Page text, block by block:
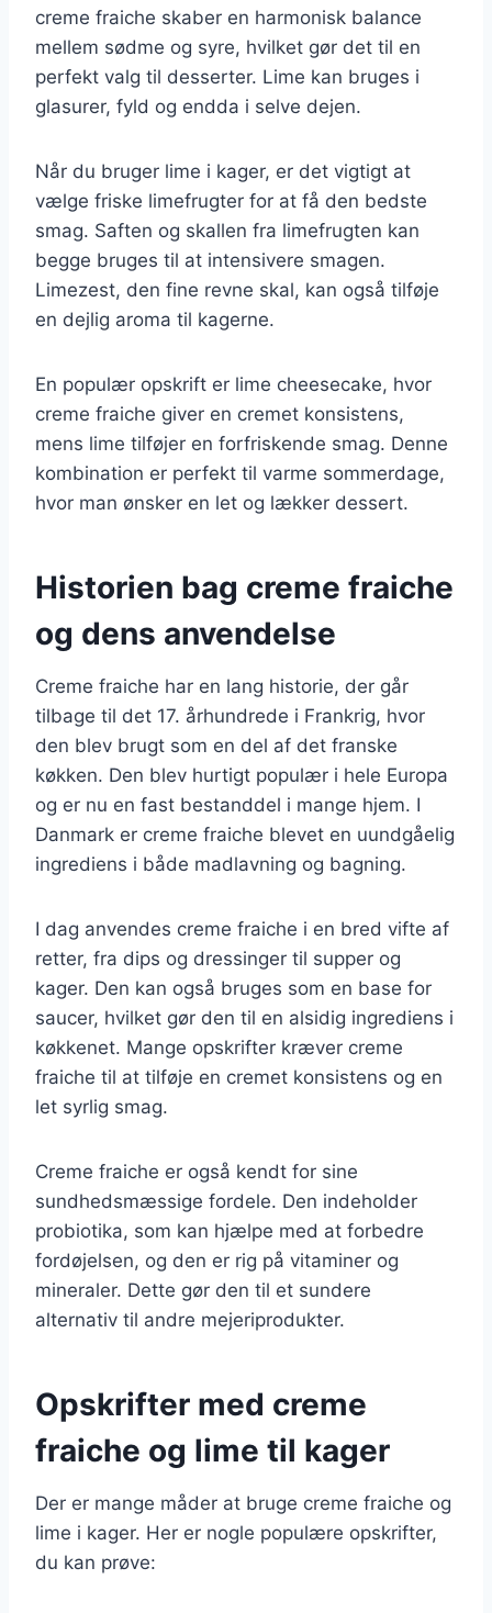
creme fraiche skaber en harmonisk balance
mellem sødme og syre, hvilket gør det til en
perfekt valg til desserter. Lime kan bruges i
glasurer, fyld og endda i selve dejen.
Når du bruger lime i kager, er det vigtigt at
vælge friske limefrugter for at få den bedste
smag. Saften og skallen fra limefrugten kan
begge bruges til at intensivere smagen.
Limezest, den fine revne skal, kan også tilføje
en dejlig aroma til kagerne.
En populær opskrift er lime cheesecake, hvor
creme fraiche giver en cremet konsistens,
mens lime tilføjer en forfriskende smag. Denne
kombination er perfekt til varme sommerdage,
hvor man ønsker en let og lækker dessert.
Historien bag creme fraiche
og dens anvendelse
Creme fraiche har en lang historie, der går
tilbage til det 17. århundrede i Frankrig, hvor
den blev brugt som en del af det franske
køkken. Den blev hurtigt populær i hele Europa
og er nu en fast bestanddel i mange hjem. I
Danmark er creme fraiche blevet en uundgåelig
ingrediens i både madlavning og bagning.
I dag anvendes creme fraiche i en bred vifte af
retter, fra dips og dressinger til supper og
kager. Den kan også bruges som en base for
saucer, hvilket gør den til en alsidig ingrediens i
køkkenet. Mange opskrifter kræver creme
fraiche til at tilføje en cremet konsistens og en
let syrlig smag.
Creme fraiche er også kendt for sine
sundhedsmæssige fordele. Den indeholder
probiotika, som kan hjælpe med at forbedre
fordøjelsen, og den er rig på vitaminer og
mineraler. Dette gør den til et sundere
alternativ til andre mejeriprodukter.
Opskrifter med creme
fraiche og lime til kager
Der er mange måder at bruge creme fraiche og
lime i kager. Her er nogle populære opskrifter,
du kan prøve: